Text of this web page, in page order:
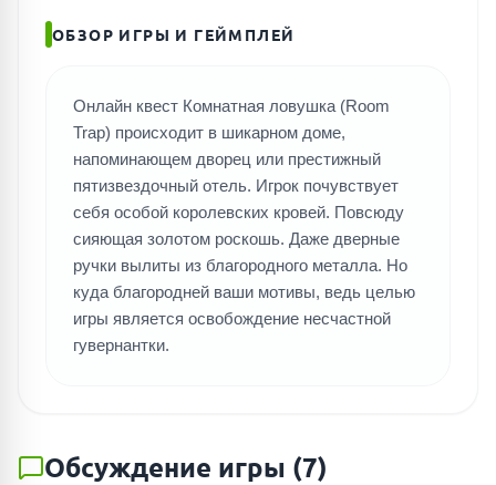
ПОИСК ИГР
ОБЗОР ИГРЫ И ГЕЙМПЛЕЙ
Онлайн квест Комнатная ловушка (Room
Trap) происходит в шикарном доме,
напоминающем дворец или престижный
пятизвездочный отель. Игрок почувствует
себя особой королевских кровей. Повсюду
сияющая золотом роскошь. Даже дверные
ручки вылиты из благородного металла. Но
куда благородней ваши мотивы, ведь целью
игры является освобождение несчастной
гувернантки.
Обсуждение игры (7)